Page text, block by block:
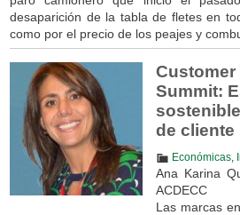
desaparición de la tabla de fletes en
como por el precio de los peajes y
Customer
Summit:
de cliente
Económicas,
Ana Karina
ACDECC
Las marcas